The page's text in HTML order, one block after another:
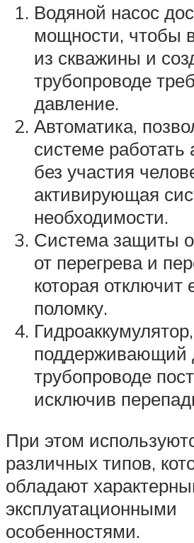
Водяной насос
мощности, чтобы
из скважины и
трубопроводе
давление.
Автоматика,
системе работать
без участия
активирующая
необходимости.
Система защиты
от перегрева и
которая отключит
поломку.
Гидроаккумулятор,
поддерживающий
трубопроводе
исключив
При этом
различных типов,
обладают
эксплуатационными
особенностями.